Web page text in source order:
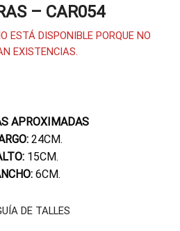
– CAR054
ESTÁ DISPONIBLE PORQUE NO
EXISTENCIAS.
APROXIMADAS
24CM.
15CM.
6CM.
DE TALLES